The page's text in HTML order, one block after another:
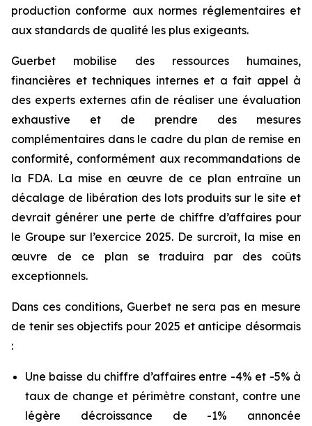
production conforme aux normes réglementaires et
aux standards de qualité les plus exigeants.
Guerbet mobilise des ressources humaines,
financières et techniques internes et a fait appel à
des experts externes afin de réaliser une évaluation
exhaustive et de prendre des mesures
complémentaires dans le cadre du plan de remise en
conformité, conformément aux recommandations de
la FDA. La mise en œuvre de ce plan entraîne un
décalage de libération des lots produits sur le site et
devrait générer une perte de chiffre d’affaires pour
le Groupe sur l’exercice 2025. De surcroît, la mise en
œuvre de ce plan se traduira par des coûts
exceptionnels.
Dans ces conditions, Guerbet ne sera pas en mesure
de tenir ses objectifs pour 2025 et anticipe désormais
:
Une baisse du chiffre d’affaires entre -4% et -5% à
taux de change et périmètre constant, contre une
légère décroissance de -1% annoncée